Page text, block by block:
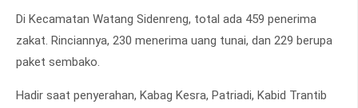
Di Kecamatan Watang Sidenreng, total ada 459 penerima
zakat. Rinciannya, 230 menerima uang tunai, dan 229 berupa
paket sembako.
Hadir saat penyerahan, Kabag Kesra, Patriadi, Kabid Trantib